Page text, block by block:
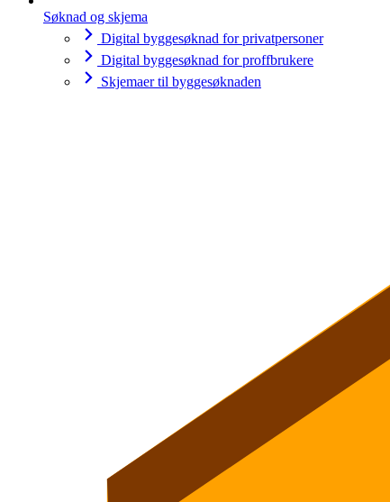
Søknad og skjema
Digital byggesøknad for privatpersoner
Digital byggesøknad for proffbrukere
Skjemaer til byggesøknaden